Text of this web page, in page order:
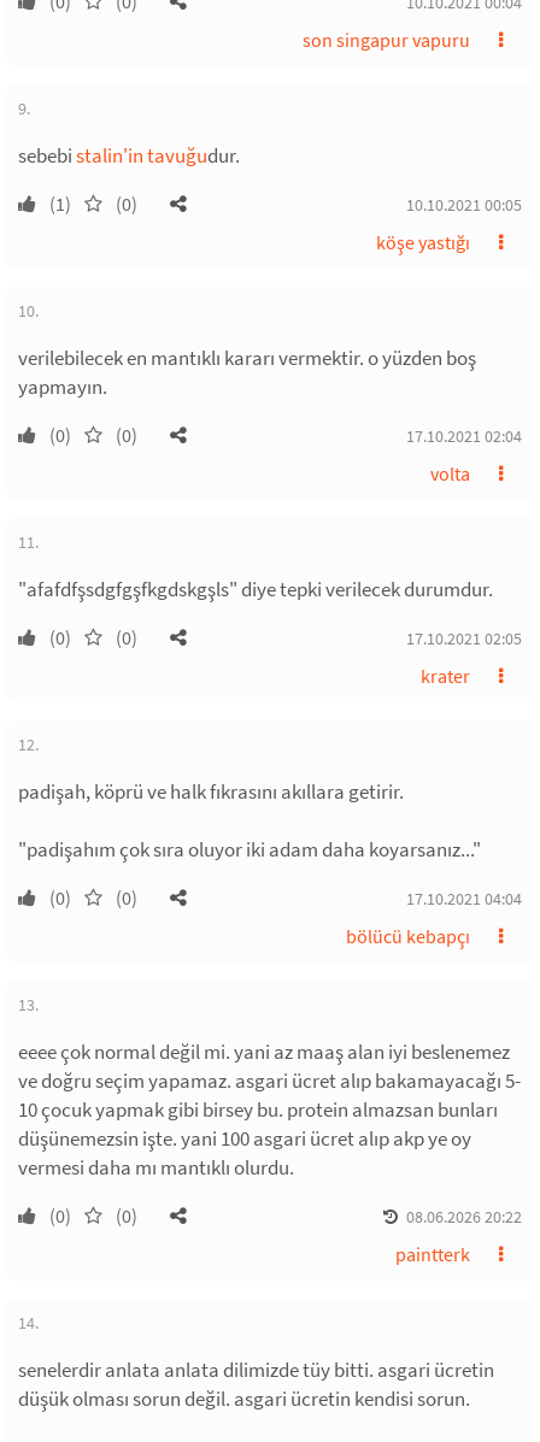
son singapur vapuru
9.
sebebistalin'in tavuğudur.
(1) (0) 10.10.2021 00:05
köşe yastığı
10.
verilebilecek en mantıklı kararı vermektir. o yüzden boş
yapmayın.
(0) (0) 17.10.2021 02:04
volta
11.
"afafdfşsdgfgşfkgdskgşls" diye tepki verilecek durumdur.
(0) (0) 17.10.2021 02:05
krater
12.
padişah, köprü ve halk fıkrasını akıllara getirir.
"padişahım çok sıra oluyor iki adam daha koyarsanız..."
(0) (0) 17.10.2021 04:04
bölücü kebapçı
13.
eeee çok normal değil mi. yani az maaş alan iyi beslenemez
ve doğru seçim yapamaz. asgari ücret alıp bakamayacağı 5-
10 çocuk yapmak gibi birsey bu. protein almazsan bunları
düşünemezsin işte. yani 100 asgari ücret alıp akp ye oy
vermesi daha mı mantıklı olurdu.
(0) (0) 08.06.2026 20:22
paintterk
14.
senelerdir anlata anlata dilimizde tüy bitti. asgari ücretin
düşük olması sorun değil. asgari ücretin kendisi sorun.